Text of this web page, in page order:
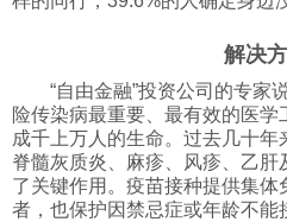
解决
“自由金融”投资公司的专家
险传染病最重要、最有效的医
成千上万人的生命。过去几十
脊髓灰质炎、麻疹、风疹、乙
了关键作用。疫苗接种提供集体
者，也保护因禁忌症或年龄不